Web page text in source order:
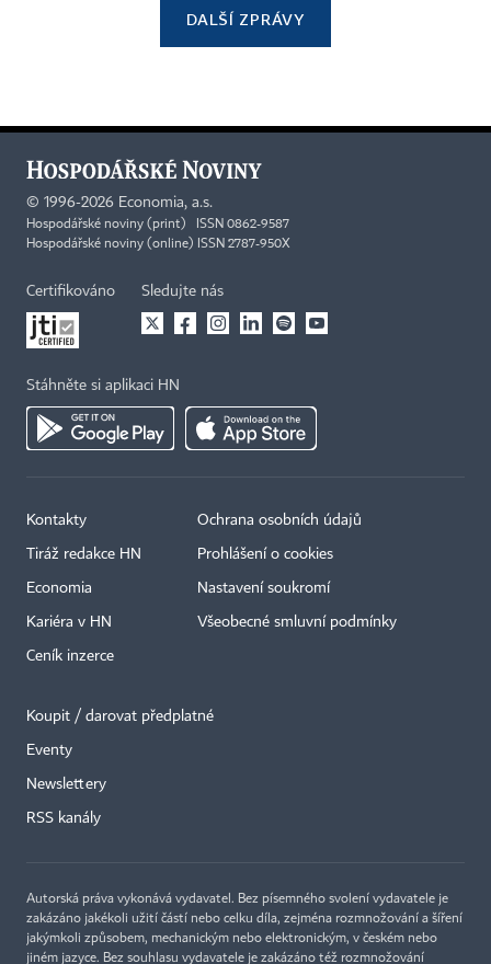
DALŠÍ ZPRÁVY
© 1996-2026 Economia, a.s.
Hospodářské noviny (print) ISSN 0862-9587
Hospodářské noviny (online) ISSN 2787-950X
Certifikováno Sledujte nás
Stáhněte si aplikaci HN
Kontakty
Tiráž redakce HN
Economia
Kariéra v HN
Ceník inzerce
Ochrana osobních údajů
Prohlášení o cookies
Nastavení soukromí
Všeobecné smluvní podmínky
Koupit / darovat předplatné
Eventy
Newslettery
RSS kanály
Autorská práva vykonává vydavatel. Bez písemného svolení vydavatele je
zakázáno jakékoli užití částí nebo celku díla, zejména rozmnožování a šíření
jakýmkoli způsobem, mechanickým nebo elektronickým, v českém nebo
jiném jazyce. Bez souhlasu vydavatele je zakázáno též rozmnožování